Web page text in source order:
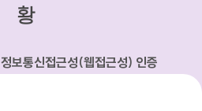
황
정보통신접근성(웹접근성) 인증